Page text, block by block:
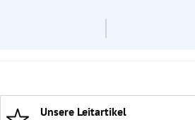
Unsere Leitartikel